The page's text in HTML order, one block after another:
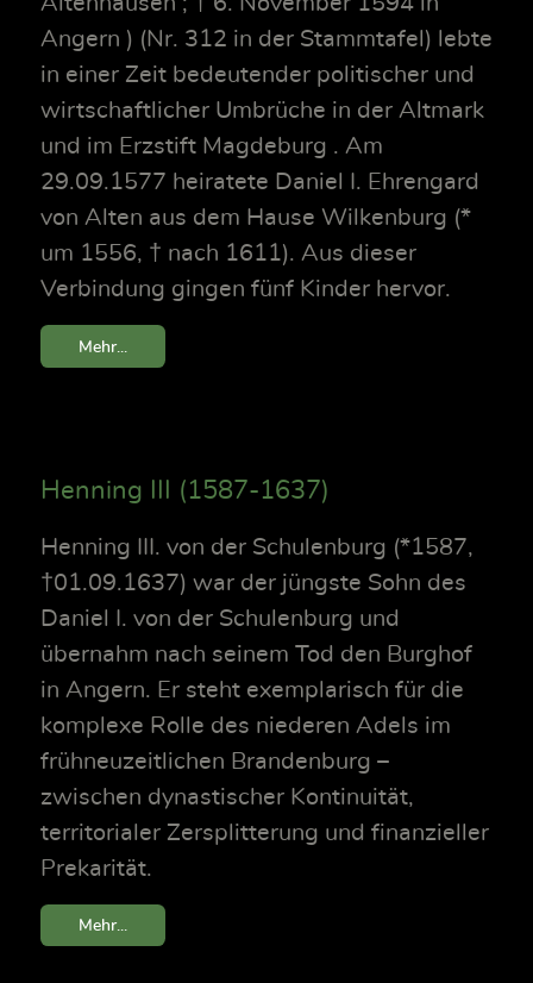
Angern ) (Nr. 312 in der Stammtafel) lebte
in einer Zeit bedeutender politischer und
wirtschaftlicher Umbrüche in der Altmark
und im Erzstift Magdeburg . Am
29.09.1577 heiratete Daniel I. Ehrengard
von Alten aus dem Hause Wilkenburg (*
um 1556, † nach 1611). Aus dieser
Verbindung gingen fünf Kinder hervor.
Mehr...
Henning III (1587-1637)
Henning III. von der Schulenburg (*1587,
†01.09.1637) war der jüngste Sohn des
Daniel I. von der Schulenburg und
übernahm nach seinem Tod den Burghof
in Angern. Er steht exemplarisch für die
komplexe Rolle des niederen Adels im
frühneuzeitlichen Brandenburg –
zwischen dynastischer Kontinuität,
territorialer Zersplitterung und finanzieller
Prekarität.
Mehr...